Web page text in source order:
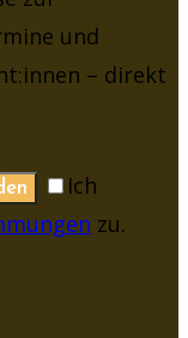
und
– direkt
Ich
zu.